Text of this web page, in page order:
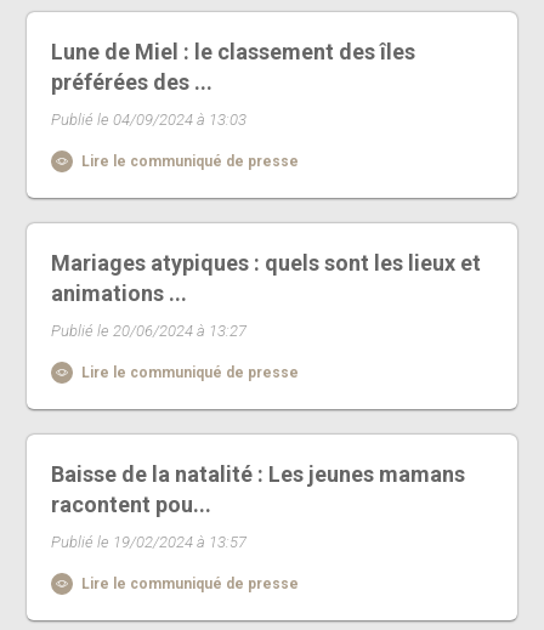
Lune de Miel : le classement des îles
préférées des ...
Publié le 04/09/2024 à 13:03
Lire le communiqué de presse
Mariages atypiques : quels sont les lieux et
animations ...
Publié le 20/06/2024 à 13:27
Lire le communiqué de presse
Baisse de la natalité : Les jeunes mamans
racontent pou...
Publié le 19/02/2024 à 13:57
Lire le communiqué de presse